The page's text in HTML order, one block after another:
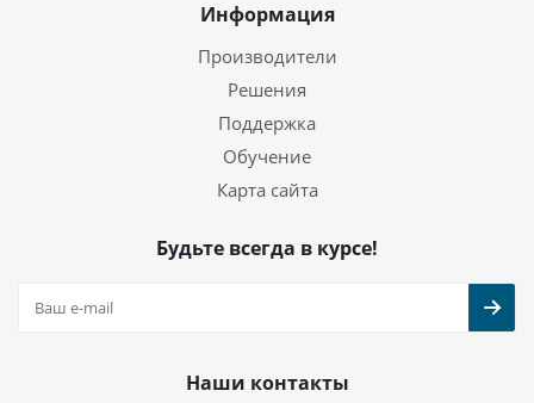
Информация
Производители
Решения
Поддержка
Обучение
Карта сайта
Будьте всегда в курсе!
Наши контакты